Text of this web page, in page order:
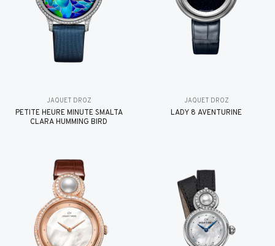
JAQUET DROZ
PETITE HEURE MINUTE SMALTA
CLARA HUMMING BIRD
JAQUET DROZ
LADY 8 AVENTURINE